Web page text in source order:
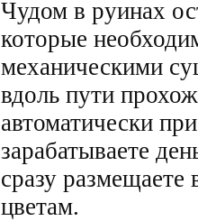
Чудом в руинах
которые
механическими
вдоль пути
автоматически
зарабатываете
сразу
цветам.